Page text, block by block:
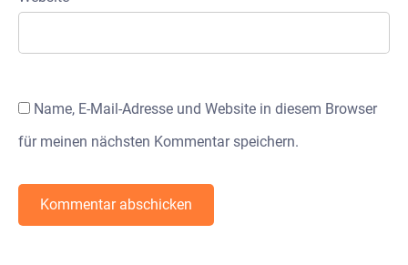
Name, E-Mail-Adresse und Website in diesem Browser
für meinen nächsten Kommentar speichern.